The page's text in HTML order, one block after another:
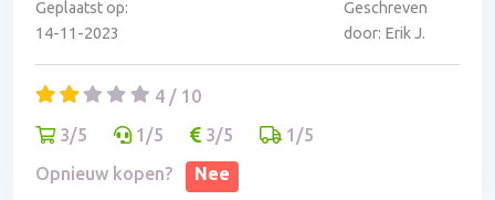
Geplaatst op:
14-11-2023
Geschreven
door: Erik J.
4 / 10
3/5
1/5 3/5
1/5
Opnieuw kopen?
Nee